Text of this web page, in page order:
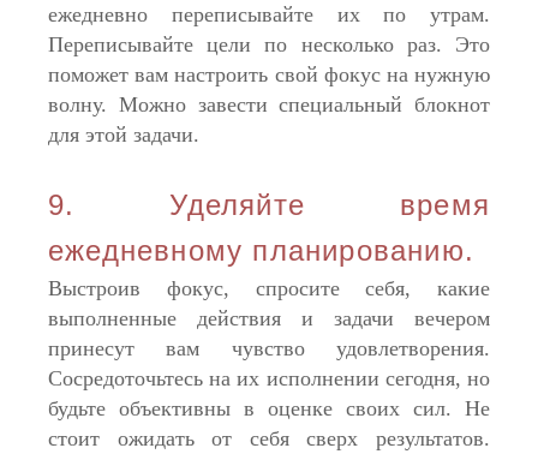
ежедневно переписывайте их по утрам.
Переписывайте цели по несколько раз. Это
поможет вам настроить свой фокус на нужную
волну. Можно завести специальный блокнот
для этой задачи.
9. Уделяйте время
ежедневному планированию.
Выстроив фокус, спросите себя, какие
выполненные действия и задачи вечером
принесут вам чувство удовлетворения.
Сосредоточьтесь на их исполнении сегодня, но
будьте объективны в оценке своих сил. Не
стоит ожидать от себя сверх результатов.